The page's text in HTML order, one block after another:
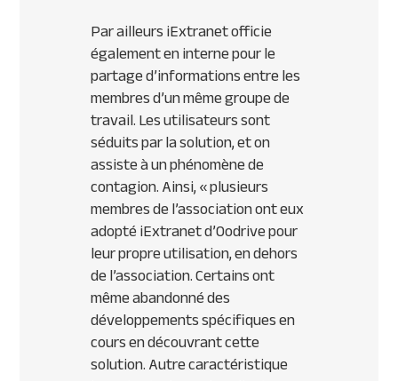
Par ailleurs iExtranet officie
également en interne pour le
partage d’informations entre les
membres d’un même groupe de
travail. Les utilisateurs sont
séduits par la solution, et on
assiste à un phénomène de
contagion. Ainsi,« plusieurs
membres de l’association ont eux
adopté iExtranet d’Oodrive pour
leur propre utilisation, en dehors
de l’association. Certains ont
même abandonné des
développements spécifiques en
cours en découvrant cette
solution. Autre caractéristique